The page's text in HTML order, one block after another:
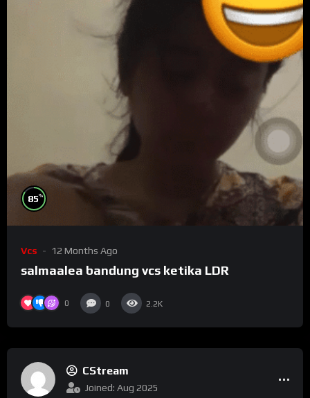
85%
Vcs 12 Months Ago
salmaalea bandung vcs ketika LDR
0 0 2.2K
CStream
Joined: Aug 2025